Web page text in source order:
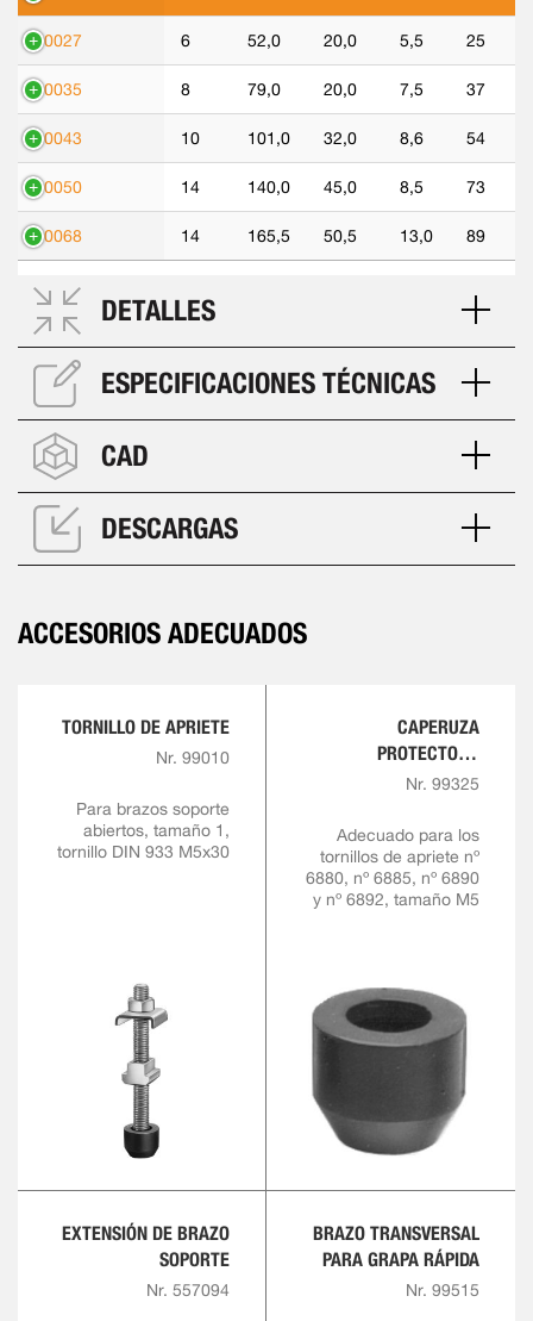
90027 6 52,0 20,0 5,5 25
90035 8 79,0 20,0 7,5 37
90043 10 101,0 32,0 8,6 54
90050 14 140,0 45,0 8,5 73
90068 14 165,5 50,5 13,0 89
DETALLES
ESPECIFICACIONES TÉCNICAS
CAD
DESCARGAS
ACCESORIOS ADECUADOS
TORNILLO DE APRIETE
Nr. 99010
Para brazos soporte
abiertos, tamaño 1,
tornillo DIN 933 M5x30
CAPERUZA
PROTECTORA
FABRICADA DE GOMA
Nr. 99325
Adecuado para los
tornillos de apriete nº
6880, nº 6885, nº 6890
y nº 6892, tamaño M5
EXTENSIÓN DE BRAZO
SOPORTE
Nr. 557094
BRAZO TRANSVERSAL
PARA GRAPA RÁPIDA
Nr. 99515